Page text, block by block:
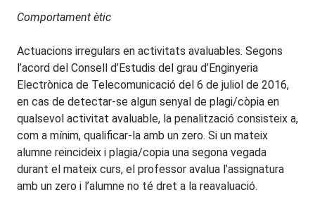
Comportament ètic
Actuacions irregulars en activitats avaluables. Segons
l’acord del Consell d’Estudis del grau d’Enginyeria
Electrònica de Telecomunicació del 6 de juliol de 2016,
en cas de detectar-se algun senyal de plagi/còpia en
qualsevol activitat avaluable, la penalització consisteix a,
com a mínim, qualificar-la amb un zero. Si un mateix
alumne reincideix i plagia/copia una segona vegada
durant el mateix curs, el professor avalua l’assignatura
amb un zero i l’alumne no té dret a la reavaluació.